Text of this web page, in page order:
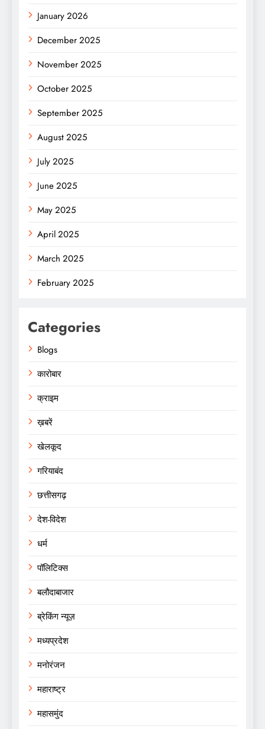
January 2026
December 2025
November 2025
October 2025
September 2025
August 2025
July 2025
June 2025
May 2025
April 2025
March 2025
February 2025
Categories
Blogs
कारोबार
क्राइम
ख़बरें
खेलकूद
गरियाबंद
छत्तीसगढ़
देश-विदेश
धर्म
पॉलिटिक्स
बलौदाबाजार
ब्रेकिंग न्यूज़
मध्यप्रदेश
मनोरंजन
महाराष्ट्र
महासमुंद